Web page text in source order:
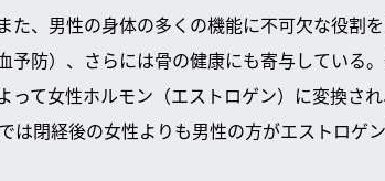
た、男性の身体の多くの機能に不可欠な役割
予防）、さらには骨の健康にも寄与している
って女性ホルモン（エストロゲン）に変換さ
は閉経後の女性よりも男性の方がエストロゲ